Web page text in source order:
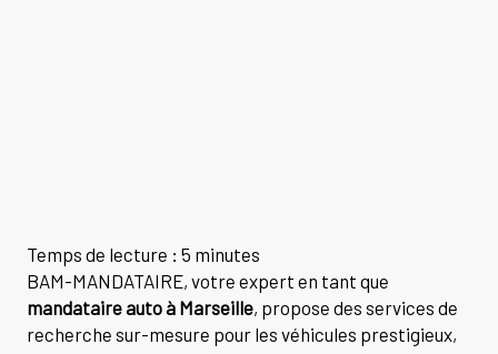
Temps de lecture : 5 minutes
BAM-MANDATAIRE, votre expert en tant que
mandataire auto à Marseille, propose des services de
recherche sur-mesure pour les véhicules prestigieux,